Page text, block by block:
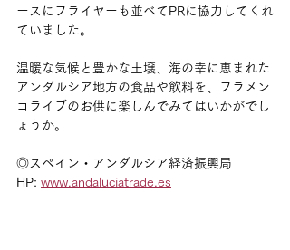
ースにフライヤーも並べてPRに協力してくれ
ていました。
温暖な気候と豊かな土壌、海の幸に恵まれた
アンダルシア地方の食品や飲料を、フラメン
コライブのお供に楽しんでみてはいかがでし
ょうか。
◎スペイン・アンダルシア経済振興局
HP: www.andaluciatrade.es